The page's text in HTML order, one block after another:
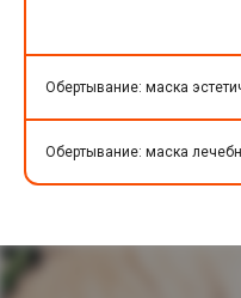
Обертывание: маска
Обертывание: маска